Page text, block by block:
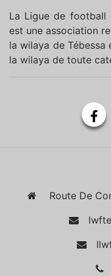
La Ligue de football
est une association
la wilaya de
la wilaya de toute
Route De